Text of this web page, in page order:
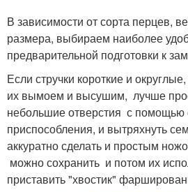
В зависимости от сорта перцев,
размера, выбираем наиболее
предварительной подготовки к
Если стручки короткие и
их вымоем и высушим, лучше
небольшие отверстия с помощью
приспособления, и вытряхнуть
аккуратно сделать и простым
можно сохранить и потом их
приставить "хвостик"